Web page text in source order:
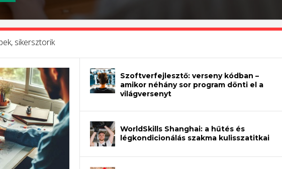
sikersztorik
Szoftverfejlesztő: verseny kódban –
amikor néhány sor program dönti el a
világversenyt
WorldSkills Shanghai: a hűtés és
légkondicionálás szakma kulisszatitkai